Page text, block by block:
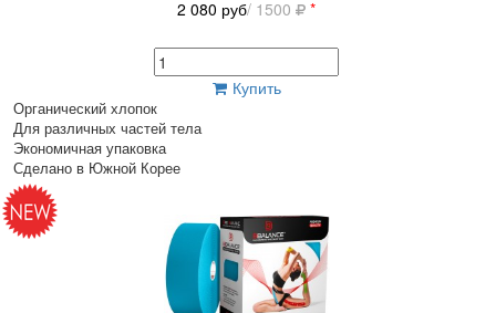
2 080 руб/ 1500 *
Купить
Органический хлопок
Для различных частей тела
Экономичная упаковка
Сделано в Южной Корее